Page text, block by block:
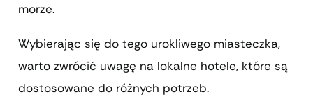
morze.
Wybierając się do tego urokliwego miasteczka,
warto zwrócić uwagę na lokalne hotele, które są
dostosowane do różnych potrzeb.